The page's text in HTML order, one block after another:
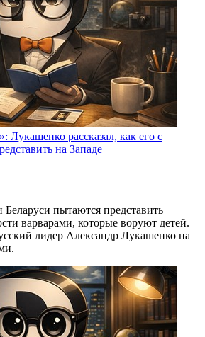
Лукашенко рассказал, как его с
на Западе
пытаются представить
варварами, которые воруют детей.
лидер Александр Лукашенко на